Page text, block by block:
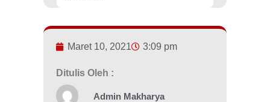
Maret 10, 2021 3:09 pm
Ditulis Oleh :
Admin Makharya